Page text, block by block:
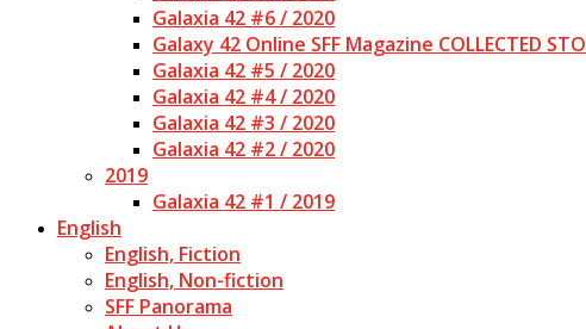
Galaxia 42 #6 / 2020
Galaxy 42 Online SFF Magazine COLLECTED
Galaxia 42 #5 / 2020
Galaxia 42 #4 / 2020
Galaxia 42 #3 / 2020
Galaxia 42 #2 / 2020
2019
Galaxia 42 #1 / 2019
English
English, Fiction
English, Non-fiction
SFF Panorama